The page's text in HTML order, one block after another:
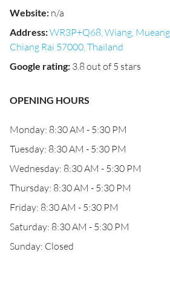
Website: n/a
Address:WR3P+Q68, Wiang,
Chiang Rai 57000, Thailand
Google rating: 3.8 out of 5 stars
OPENING HOURS
Monday: 8:30 AM - 5:30 PM
Tuesday: 8:30 AM - 5:30 PM
Wednesday: 8:30 AM - 5:30 PM
Thursday: 8:30 AM - 5:30 PM
Friday: 8:30 AM - 5:30 PM
Saturday: 8:30 AM - 5:30 PM
Sunday: Closed